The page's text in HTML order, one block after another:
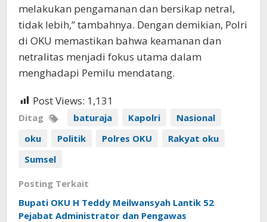
melakukan pengamanan dan bersikap netral,
tidak lebih,” tambahnya. Dengan demikian, Polri
di OKU memastikan bahwa keamanan dan
netralitas menjadi fokus utama dalam
menghadapi Pemilu mendatang.
Post Views: 1,131
Ditag baturaja Kapolri
Nasional
oku
Politik Polres OKU
Rakyat oku
Sumsel
Posting Terkait
Bupati OKU H Teddy Meilwansyah Lantik 52
Pejabat Administrator dan Pengawas